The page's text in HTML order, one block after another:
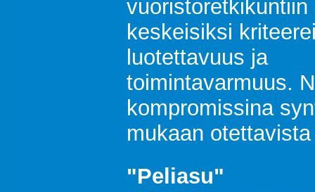
vuoristoretkikuntiin
keskeisiksi
luotettavuus ja
toimintavarmuus.
kompromissina
mukaan
"Peliasu"